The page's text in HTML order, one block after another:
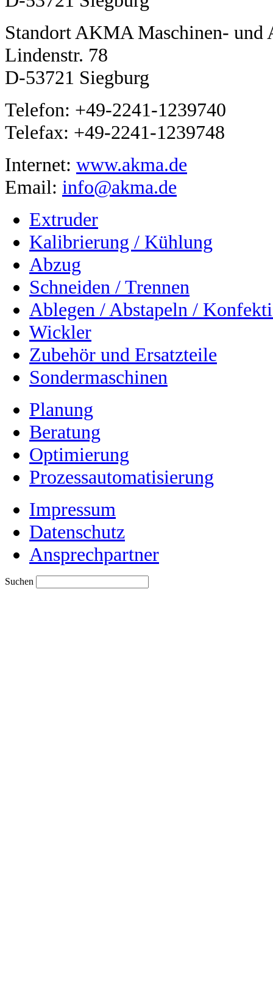
Standort AKMA Maschinen- und
Lindenstr. 78
D-53721 Siegburg
Telefon: +49-2241-1239740
Telefax: +49-2241-1239748
Internet: www.akma.de
Email: info@akma.de
Extruder
Kalibrierung / Kühlung
Abzug
Schneiden / Trennen
Ablegen / Abstapeln /
Wickler
Zubehör und Ersatzteile
Sondermaschinen
Planung
Beratung
Optimierung
Prozessautomatisierung
Impressum
Datenschutz
Ansprechpartner
Suchen